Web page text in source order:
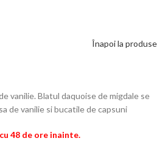
Înapoi la produse
vanilie. Blatul daquoise de migdale se
de vanilie si bucatile de capsuni
48 de ore inainte.